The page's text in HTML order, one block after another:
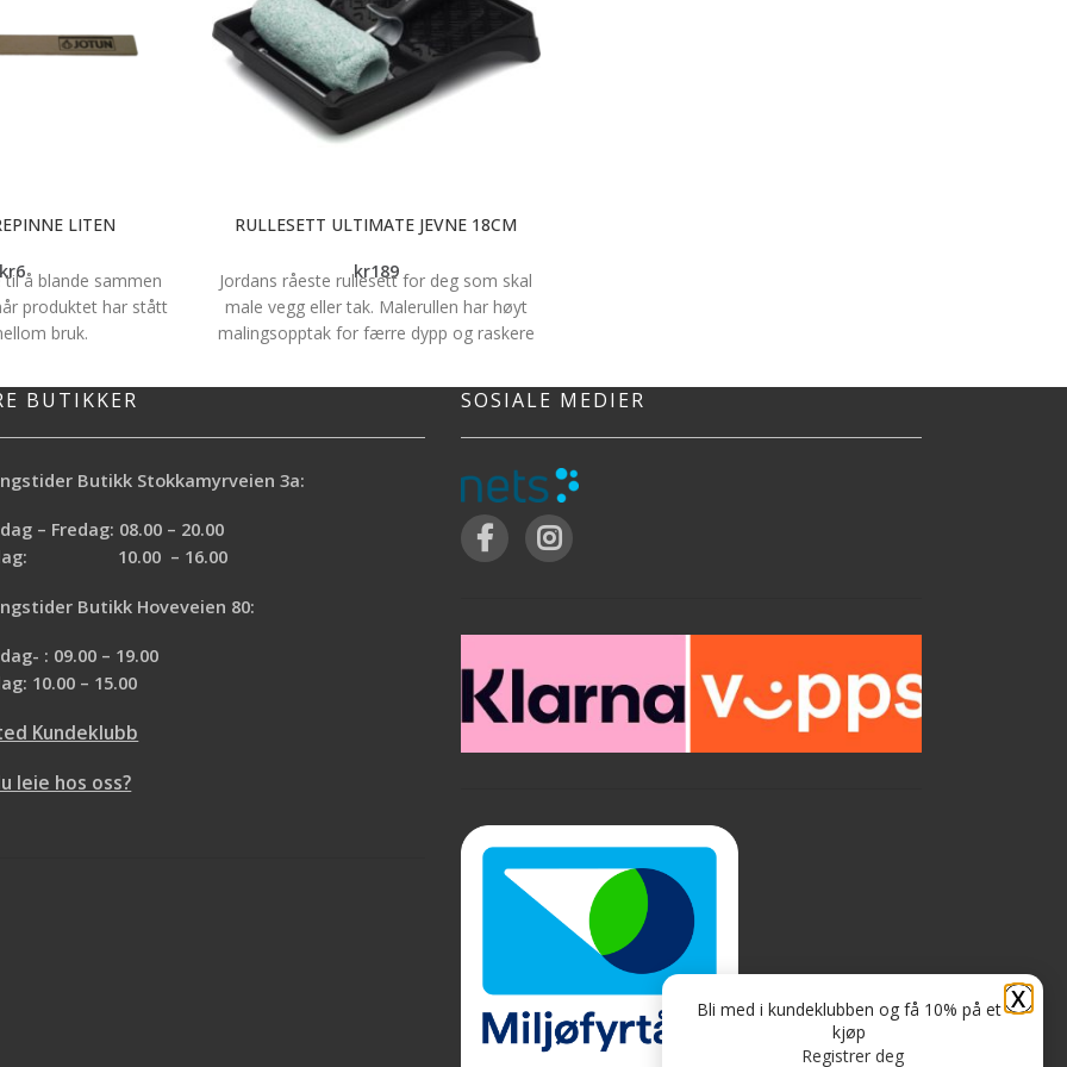
LITEN
kr6å blande sammen
produktet har stått
bruk.
RULLESETT ULTIMATE JEVNE 18CM
kr189
Jordans råeste rullesett for deg som skal
male vegg eller tak. Malerullen har høyt
malingsopptak for færre dypp og raskere
malingsopptak *ClickOff-System
*Superlett bøyle i aluminum
BUTIKKER
Butikk Stokkamyrveien 3a:
– Fredag: 08.00 – 20.00
10.00 – 16.00
Butikk Hoveveien 80:
: 09.00 – 19.00
10.00 – 15.00
Kundeklubb
leie hos oss?
SOSIALE MEDIER
X
Bli med i kundeklubben og få 10% på et
kjøp
Registrer deg